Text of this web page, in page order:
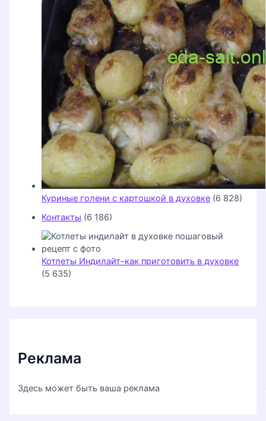
Куриные голени с картошкой в духовке (6 828)
Контакты (6 186)
Котлеты Индилайт-как приготовить в духовке
(5 635)
Реклама
Здесь может быть ваша реклама